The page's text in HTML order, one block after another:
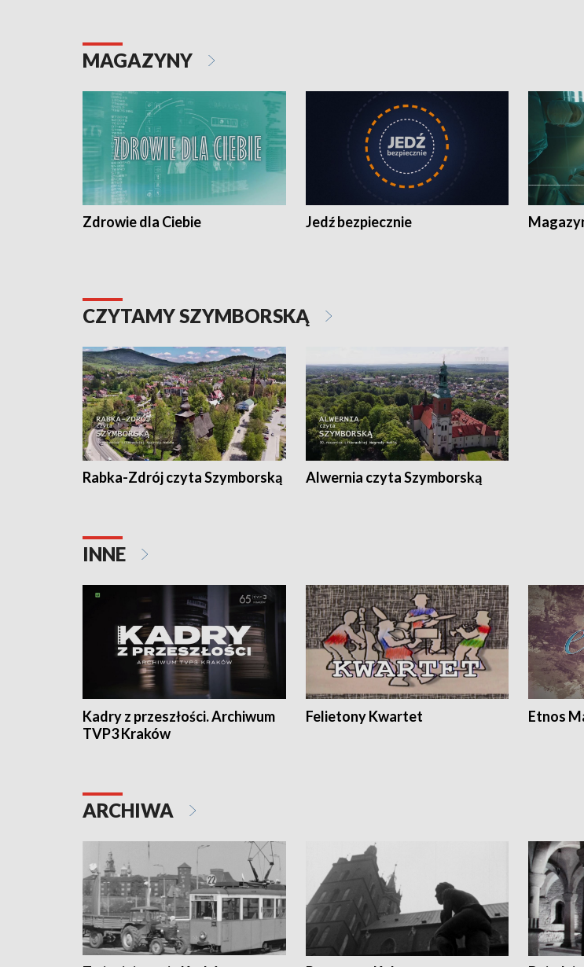
MAGAZYNY
Zdrowie dla Ciebie Jedź bezpiecznie
CZYTAMY SZYMBORSKĄ
Rabka-Zdrój czyta Szymborską Alwernia czyta Szymborską
INNE
Kadry z przeszłości. Archiwum
TVP3 Kraków
Felietony Kwartet Etnos
ARCHIWA